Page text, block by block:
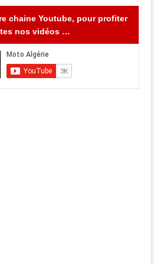
chaine Youtube, pour profiter
nos vidéos …